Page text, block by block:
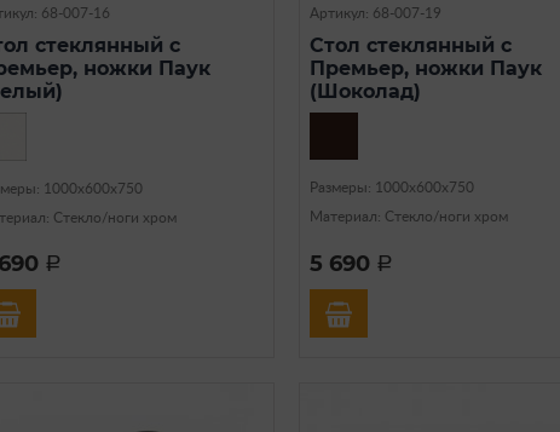
68-007-16
стеклянный с
ножки Паук
1000х600х750
Стекло/ноги хром
a
Артикул: 68-007-19
Стол стеклянный с
Премьер, ножки Паук
(Шоколад)
Размеры: 1000х600х750
Материал: Стекло/ноги хром
5 690 a